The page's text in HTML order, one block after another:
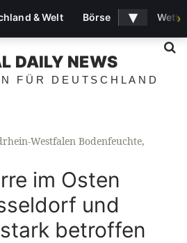
DAILY NEWS
FÜR DEUTSCHLAND
Westfalen Bodenfeuchte,
im Osten
und
betroffen
& Welt Börse ▾ ›